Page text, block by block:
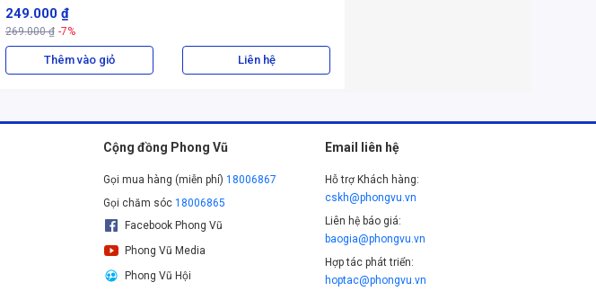
249.000 ₫
269.000 ₫ -7%
Thêm vào giỏ Liên hệ
Cộng đồng Phong Vũ
Gọi mua hàng (miễn phí)18006867
Gọi chăm sóc18006865
Facebook Phong Vũ
Phong Vũ Media
Phong Vũ Hội
Email liên hệ
Hỗ trợ Khách hàng:
cskh@phongvu.vn
Liên hệ báo giá:
baogia@phongvu.vn
Hợp tác phát triển:
hoptac@phongvu.vn